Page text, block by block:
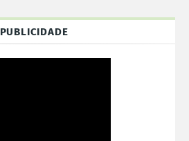
PUBLICIDADE